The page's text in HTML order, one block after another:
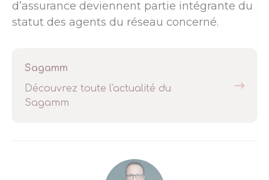
d’assurance deviennent partie intégrante du
statut des agents du réseau concerné.
Sagamm
Découvrez toute l'actualité du
Sagamm